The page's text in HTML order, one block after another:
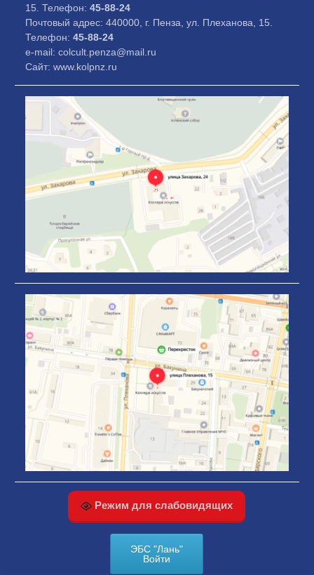
15. Телефон:45-88-24
Почтовый адрес: 440000, г. Пенза, ул. Плеханова, 15.
Телефон:45-88-24
e-mail: colcult.penza@mail.ru
Сайт: www.kolpnz.ru
Режим для слабовидящих
ЭБС "Лань"
Войти